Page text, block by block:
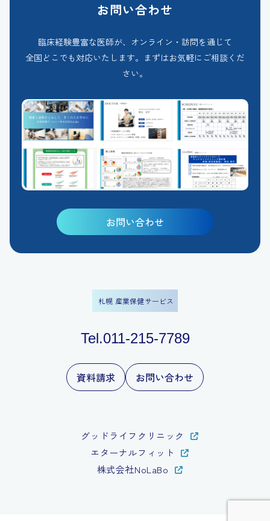
お問い合わせ
臨床経験豊富な医師が、オンライン・訪問を通じて
全国どこでも対応いたします。まずはお気軽にご相談くだ
さい。
お問い合わせ
札幌 産業保健サービス
Tel.011-215-7789
資料請求 お問い合わせ
グッドライフクリニック
エターナルフィット
株式会社NoLaBo